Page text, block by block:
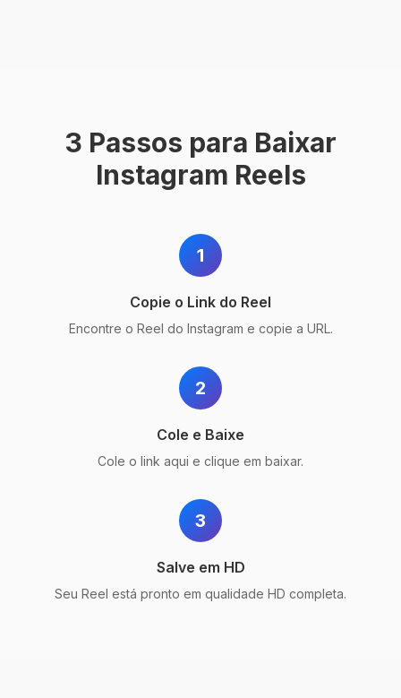
3 Passos para Baixar
Instagram Reels
1
Copie o Link do Reel
Encontre o Reel do Instagram e copie a URL.
2
Cole e Baixe
Cole o link aqui e clique em baixar.
3
Salve em HD
Seu Reel está pronto em qualidade HD completa.